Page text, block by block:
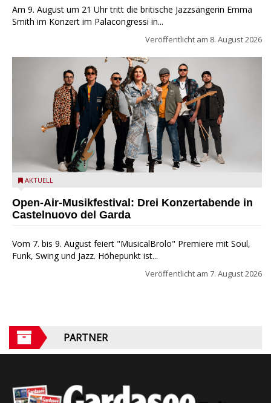
Am 9. August um 21 Uhr tritt die britische Jazzsängerin Emma
Smith im Konzert im Palacongressi in...
Veröffentlicht am 8. August 2026
Castelnuovo del Garda: Die "Dirotta su Cuba" zu Gast beim
AKTUELL
Open-Air-Musikfestival: Drei Konzertabende in
Castelnuovo del Garda
Vom 7. bis 9. August feiert "MusicalBrolo" Premiere mit Soul,
Funk, Swing und Jazz. Höhepunkt ist...
Veröffentlicht am 7. August 2026
PARTNER